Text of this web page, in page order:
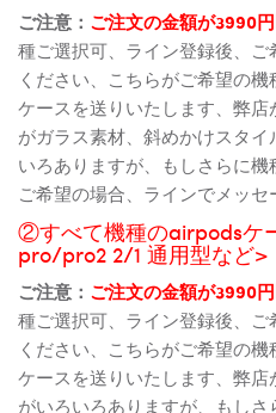
ご注意： ご注文の金額が3990
種ご選択可、ライン登録後、
ください、こちらがご希望の
ケースを送りいたします、弊
がガラス素材、斜めかけスタ
いろありますが、もしさらに
ご希望の場合、ラインでメッ
②すべて機種のairpodsケ
pro/pro2 2/1 通用型など>
ご注意： ご注文の金額が3990
種ご選択可、ライン登録後、
ください、こちらがご希望の
ケースを送りいたします、弊
がいろいろありますが、もし